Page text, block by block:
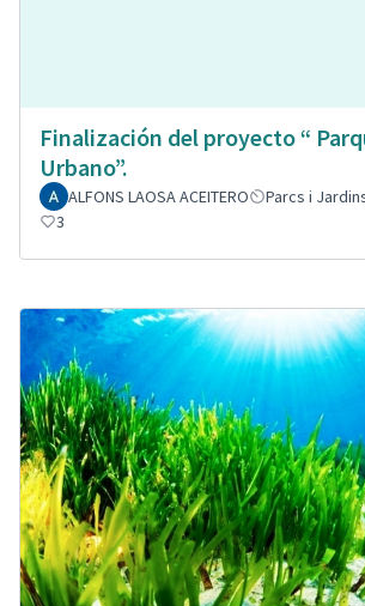
Finalización del proyecto “
Urbano”.
ALFONS LAOSA ACEITERO Parcs i
3